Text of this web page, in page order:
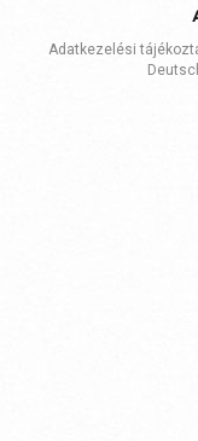
Adatkezelési